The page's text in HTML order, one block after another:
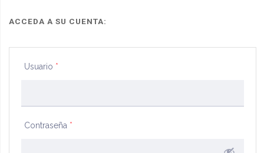
designación
ACCEDA A SU CUENTA:
Usuario *
Contraseña *